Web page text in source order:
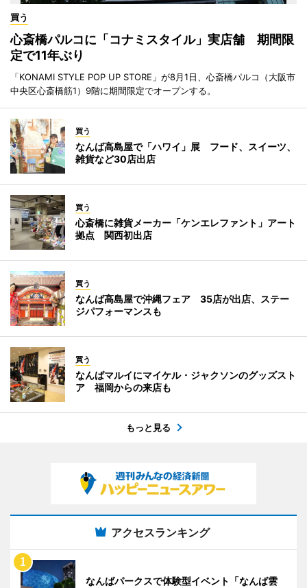
買う
心斎橋パルコに「コナミスタイル」実店舗 期間限
定で11年ぶり
「KONAMI STYLE POP UP STORE」が8月1日、心斎橋パルコ（大阪市
中央区心斎橋筋1）9階に期間限定でオープンする。
買う
なんば高島屋で「ハワイ」展 フード、スイーツ、
雑貨など30店出店
買う
心斎橋に雑貨メーカー「ケンエレファント」アート
拠点 関西初出店
買う
なんば高島屋で沖縄フェア 35店が出店、ステー
ジパフォーマンスも
買う
なんばマルイにマイケル・ジャクソンのグッズスト
ア 福岡からの来店も
もっと見る
アクセスランキング
なんばパークスで体験型イベント「なんば雲